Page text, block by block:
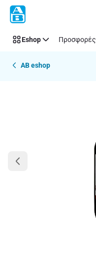
Παράλειψη
Eshop Προσφορές
AB eshop